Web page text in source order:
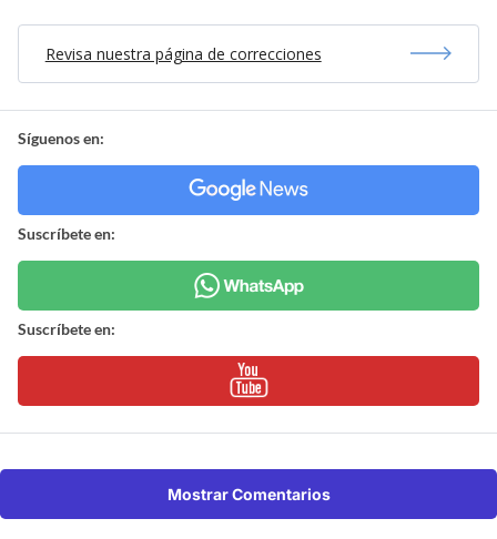
Revisa nuestra página de correcciones
Síguenos en:
Suscríbete en:
Suscríbete en:
Mostrar Comentarios